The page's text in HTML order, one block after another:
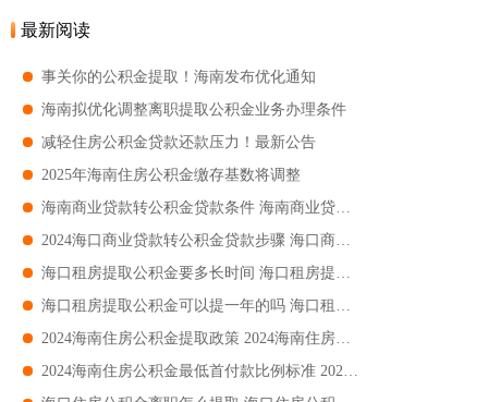
最新阅读
事关你的公积金提取！海南发布优化通知
海南拟优化调整离职提取公积金业务办理条件
减轻住房公积金贷款还款压力！最新公告
2025年海南住房公积金缴存基数将调整